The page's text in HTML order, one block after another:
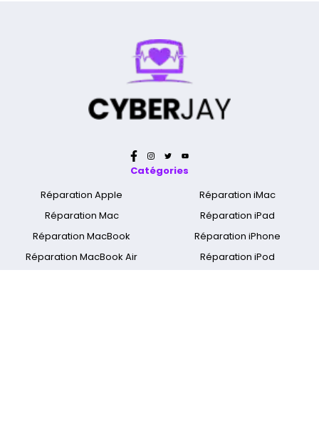
Catégories
Réparation Apple
Réparation Mac
Réparation MacBook
Réparation MacBook Air
Réparation iMac
Réparation iPad
Réparation iPhone
Réparation iPod